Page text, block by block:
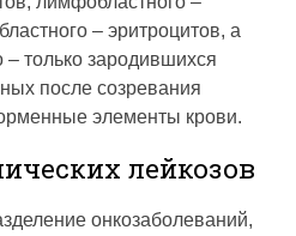
– эритроцитов, а
только зародившихся
после созревания
элементы крови.
лейкозов
онкозаболеваний,